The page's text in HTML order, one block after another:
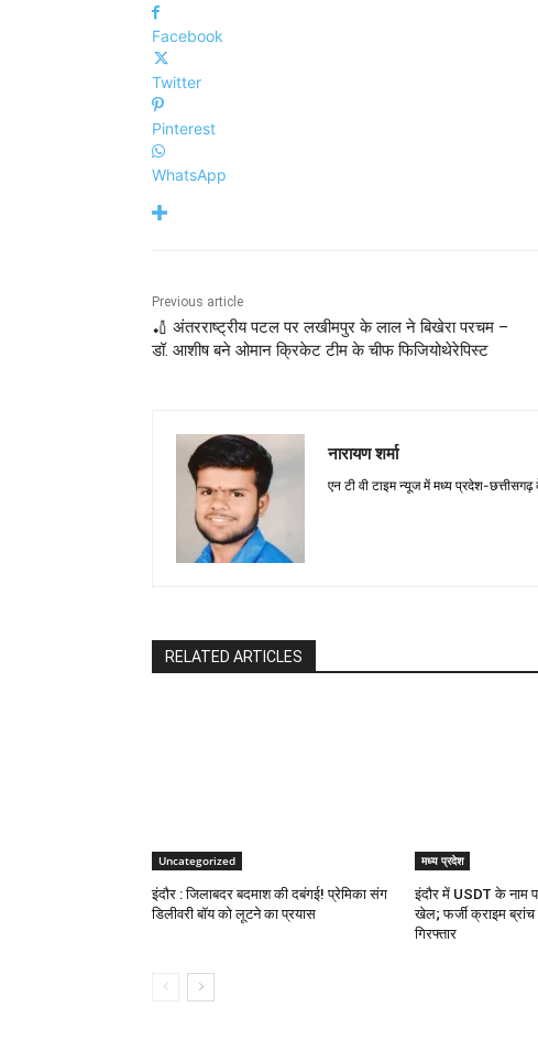
Facebook
Twitter
Pinterest
WhatsApp
Previous article
🏏 अंतरराष्ट्रीय पटल पर लखीमपुर के लाल ने बिखेरा परचम –
डॉ. आशीष बने ओमान क्रिकेट टीम के चीफ फिजियोथेरेपिस्ट
नारायण शर्मा
एन टी वी टाइम न्यूज में मध्य प्रदेश-
RELATED ARTICLES
Uncategorized
इंदौर : जिलाबदर बदमाश की दबंगई! प्रेमिका संग
डिलीवरी बॉय को लूटने का प्रयास
मध्य प्रदेश
इंदौर में USDT के नाम
खेल; फर्जी क्राइम
गिरफ्तार